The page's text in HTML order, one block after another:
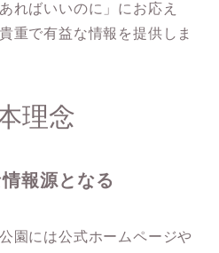
ればいいのに」にお応え
重で有益な情報を提供しま
理念
報源となる
園には公式ホームページや